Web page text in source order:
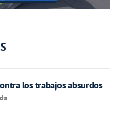
los trabajos absurdos